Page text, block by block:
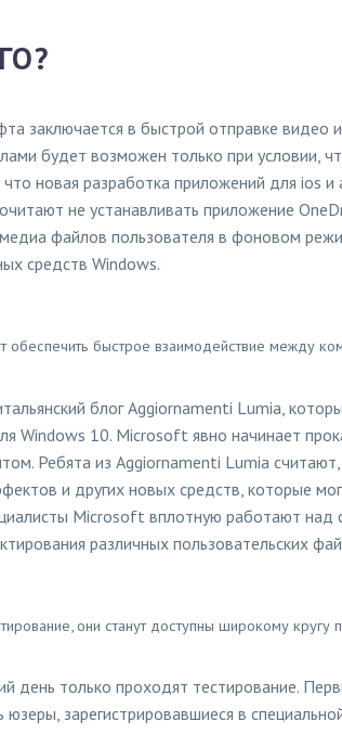
заключается в быстрой отправке видео
будет возможен только при условии,
новая разработка приложений для ios
не устанавливать приложение
файлов пользователя в фоновом
средств Windows.
обеспечить быстрое взаимодействие между
блог Aggiornamenti Lumia,
Windows 10. Microsoft явно начинает
Ребята из Aggiornamenti Lumia
и других новых средств, которые
Microsoft вплотную работают над
различных пользовательских
они станут доступны широкому кругу
день только проходят тестирование.
зарегистрировавшиеся в